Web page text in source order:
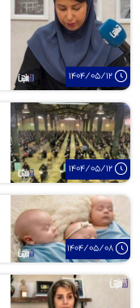
1404/05/12
1404/05/12
1404/05/08